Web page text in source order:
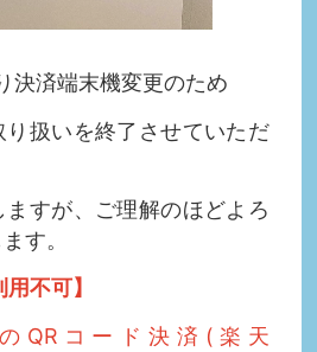
決済端末機変更のため
扱いを終了させていただ
すが、ご理解のほどよろ
す。
不可】
のQRコード決済(楽天